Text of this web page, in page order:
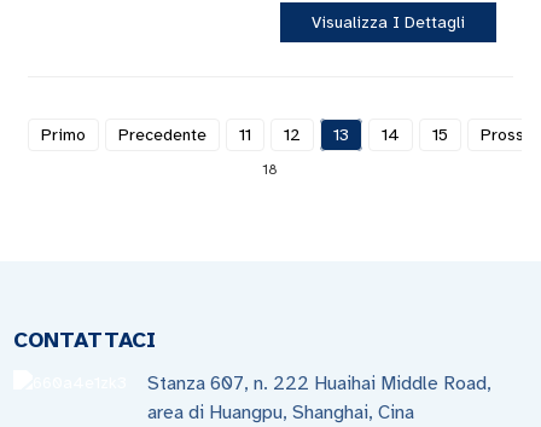
Visualizza I Dettagli
Primo Precedente 11 12 13 14 15
18
CONTATTACI
Stanza 607, n. 222 Huaihai Middle Road,
area di Huangpu, Shanghai, Cina